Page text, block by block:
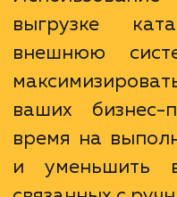
выгружается и